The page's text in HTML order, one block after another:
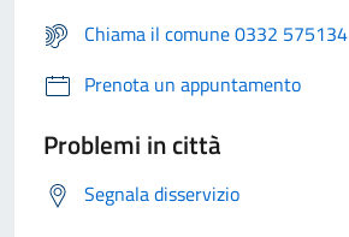
Chiama il comune 0332 575134
Prenota un appuntamento
Problemi in città
Segnala disservizio